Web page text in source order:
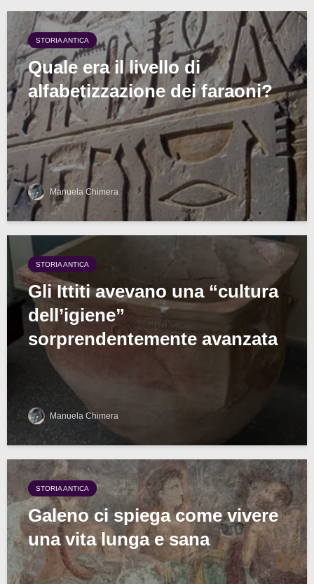
STORIA ANTICA
Quale era il livello di
alfabetizzazione dei faraoni?
Manuela Chimera
STORIA ANTICA
Gli Ittiti avevano una “cultura
dell’igiene”
sorprendentemente avanzata
Manuela Chimera
STORIA ANTICA
Galeno ci spiega come vivere
una vita lunga e sana